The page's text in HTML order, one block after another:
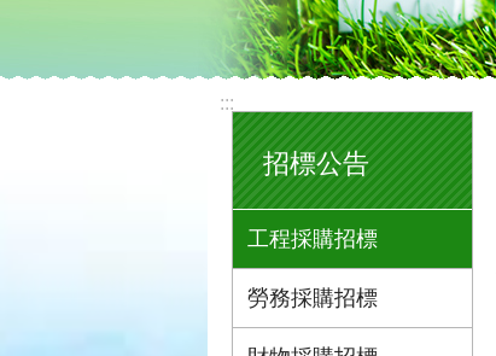
:::
招標公告
工程採購招標
勞務採購招標